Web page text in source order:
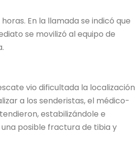
En la llamada se indicó que
se movilizó al equipo de
vio dificultada la localización
a los senderistas, el médico-
estabilizándole e
posible fractura de tibia y